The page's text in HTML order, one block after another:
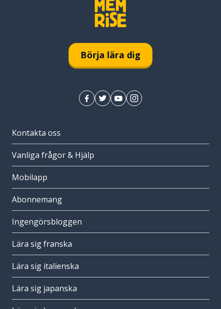
Börja lära dig
Kontakta oss
Vanliga frågor & Hjälp
Mobilapp
Abonnemang
Ingengörsbloggen
Lära sig franska
Lära sig italienska
Lära sig japanska